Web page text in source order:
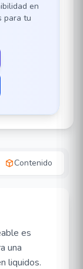
en
para tu
Contenido
es
una
liquidos.